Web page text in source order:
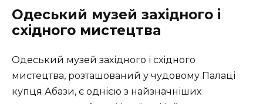
Одеський музей західного і
східного мистецтва
Одеський музей західного і східного
мистецтва, розташований у чудовому Палаці
купця Абази, є однією з найзначніших